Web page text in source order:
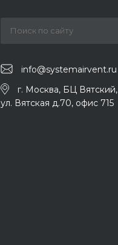
info@systemairvent.ru
г. Москва, БЦ Вятский,
ул. Вятская д.70, офис 715